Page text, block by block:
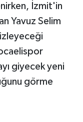
İzmit'in
Yavuz Selim
giyecek yeni
görme